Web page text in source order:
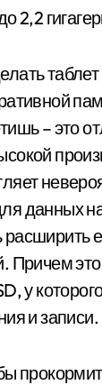
2,2
– это
данных на
Причем
у
и записи.